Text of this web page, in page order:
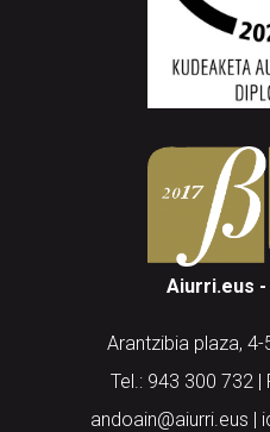
Aiurri.eus
Arantzibia plaza, 4-
Tel.: 943 300 732 |
andoain@aiurri.eus |